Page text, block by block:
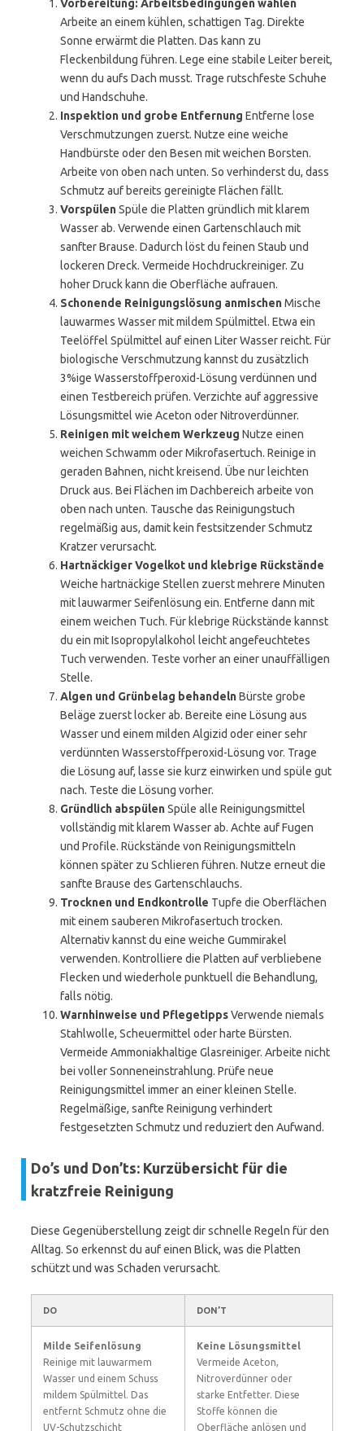
Vorbereitung: Arbeitsbedingungen wählen
Arbeite an einem kühlen, schattigen Tag. Direkte
Sonne erwärmt die Platten. Das kann zu
Fleckenbildung führen. Lege eine stabile Leiter bereit,
wenn du aufs Dach musst. Trage rutschfeste Schuhe
und Handschuhe.
Inspektion und grobe Entfernung Entferne lose
Verschmutzungen zuerst. Nutze eine weiche
Handbürste oder den Besen mit weichen Borsten.
Arbeite von oben nach unten. So verhinderst du, dass
Schmutz auf bereits gereinigte Flächen fällt.
VorspülenSpüle die Platten gründlich mit klarem
Wasser ab. Verwende einen Gartenschlauch mit
sanfter Brause. Dadurch löst du feinen Staub und
lockeren Dreck. Vermeide Hochdruckreiniger. Zu
hoher Druck kann die Oberfläche aufrauen.
Schonende Reinigungslösung anmischenMische
lauwarmes Wasser mit mildem Spülmittel. Etwa ein
Teelöffel Spülmittel auf einen Liter Wasser reicht. Für
biologische Verschmutzung kannst du zusätzlich
3%ige Wasserstoffperoxid-Lösung verdünnen und
einen Testbereich prüfen. Verzichte auf aggressive
Lösungsmittel wie Aceton oder Nitroverdünner.
Reinigen mit weichem Werkzeug Nutze einen
weichen Schwamm oder Mikrofasertuch. Reinige in
geraden Bahnen, nicht kreisend. Übe nur leichten
Druck aus. Bei Flächen im Dachbereich arbeite von
oben nach unten. Tausche das Reinigungstuch
regelmäßig aus, damit kein festsitzender Schmutz
Kratzer verursacht.
Hartnäckiger Vogelkot und klebrige Rückstände
Weiche hartnäckige Stellen zuerst mehrere Minuten
mit lauwarmer Seifenlösung ein. Entferne dann mit
einem weichen Tuch. Für klebrige Rückstände kannst
du ein mit Isopropylalkohol leicht angefeuchtetes
Tuch verwenden. Teste vorher an einer unauffälligen
Stelle.
Algen und Grünbelag behandelnBürste grobe
Beläge zuerst locker ab. Bereite eine Lösung aus
Wasser und einem milden Algizid oder einer sehr
verdünnten Wasserstoffperoxid-Lösung vor. Trage
die Lösung auf, lasse sie kurz einwirken und spüle gut
nach. Teste die Lösung vorher.
Gründlich abspülenSpüle alle Reinigungsmittel
vollständig mit klarem Wasser ab. Achte auf Fugen
und Profile. Rückstände von Reinigungsmitteln
können später zu Schlieren führen. Nutze erneut die
sanfte Brause des Gartenschlauchs.
Trocknen und Endkontrolle Tupfe die Oberflächen
mit einem sauberen Mikrofasertuch trocken.
Alternativ kannst du eine weiche Gummirakel
verwenden. Kontrolliere die Platten auf verbliebene
Flecken und wiederhole punktuell die Behandlung,
falls nötig.
Warnhinweise und PflegetippsVerwende niemals
Stahlwolle, Scheuermittel oder harte Bürsten.
Vermeide Ammoniakhaltige Glasreiniger. Arbeite nicht
bei voller Sonneneinstrahlung. Prüfe neue
Reinigungsmittel immer an einer kleinen Stelle.
Regelmäßige, sanfte Reinigung verhindert
festgesetzten Schmutz und reduziert den Aufwand.
Do’s und Don’ts: Kurzübersicht für die
kratzfreie Reinigung
Diese Gegenüberstellung zeigt dir schnelle Regeln für den
Alltag. So erkennst du auf einen Blick, was die Platten
schützt und was Schaden verursacht.
DO DON’T
Milde Seifenlösung
Reinige mit lauwarmem
Wasser und einem Schuss
mildem Spülmittel. Das
entfernt Schmutz ohne die
UV-Schutzschicht
Keine Lösungsmittel
Vermeide Aceton,
Nitroverdünner oder
starke Entfetter. Diese
Stoffe können die
Oberfläche anlösen und